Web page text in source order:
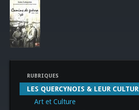
RUBRIQUES
LES QUERCYNOIS & LEUR
Art et Culture